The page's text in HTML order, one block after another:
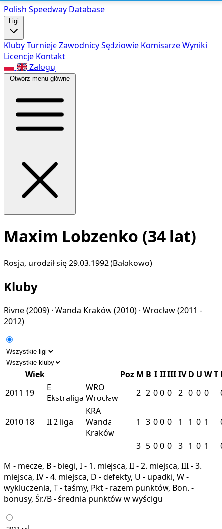
Polish Speedway Database
Ligi
KlubyTurniejeZawodnicySędziowie KomisarzeWyniki
Licencje Kontakt
Zaloguj
Otwórz menu główne
Maxim Lobzenko (34 lat)
Rosja, urodził się 29.03.1992 (Bałakowo)
Kluby
Rivne(2009) · Wanda Kraków(2010) · Wrocław(2011 -
2012)
Wiek Poz M B I IIIIIIV D U WT
2011 19
E
Ekstraliga
WRO
Wrocław
2 2 00 0 2 0 0 0
2010 18 II2 liga
KRA
Wanda
Kraków
1 3 00 0 1 1 0 1
3 5 00 0 3 1 0 1
M - mecze, B - biegi, I - 1. miejsca, II - 2. miejsca, III - 3.
miejsca, IV - 4. miejsca, D - defekty, U - upadki, W -
wykluczenia, T - taśmy, Pkt - razem punktów, Bon. -
bonusy, Śr./B - średnia punktów w wyścigu